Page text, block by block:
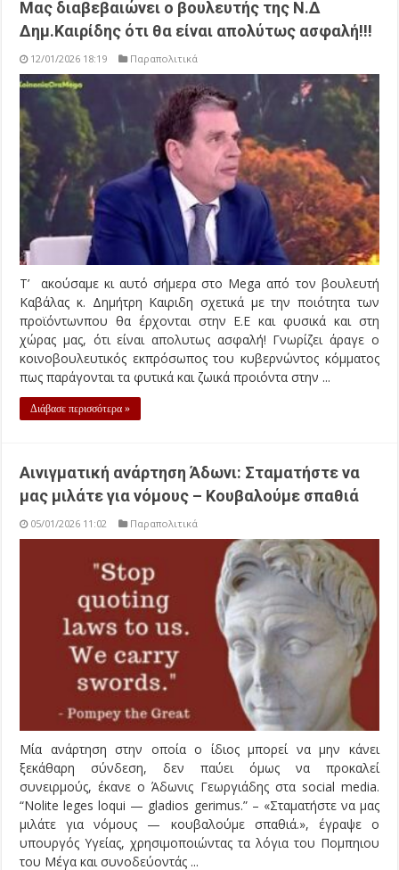
Μας διαβεβαιώνει ο βουλευτής της Ν.Δ
Δημ.Καιρίδης ότι θα είναι απολύτως ασφαλή!!!
12/01/2026 18:19 Παραπολιτικά
Τ’ ακούσαμε κι αυτό σήμερα στο Mega από τον βουλευτή
Καβάλας κ. Δημήτρη Καιριδη σχετικά με την ποιότητα των
προϊόντωνπου θα έρχονται στην Ε.Ε και φυσικά και στη
χώρας μας, ότι είναι απολυτως ασφαλή! Γνωρίζει άραγε ο
κοινοβουλευτικός εκπρόσωπος του κυβερνώντος κόμματος
πως παράγονται τα φυτικά και ζωικά προιόντα στην ...
Διάβασε περισσότερα »
Αινιγματική ανάρτηση Άδωνι: Σταματήστε να
μας μιλάτε για νόμους – Κουβαλούμε σπαθιά
05/01/2026 11:02 Παραπολιτικά
Μία ανάρτηση στην οποία ο ίδιος μπορεί να μην κάνει
ξεκάθαρη σύνδεση, δεν παύει όμως να προκαλεί
συνειρμούς, έκανε ο Άδωνις Γεωργιάδης στα social media.
“Nolite leges loqui — gladios gerimus.” – «Σταματήστε να μας
μιλάτε για νόμους — κουβαλούμε σπαθιά.», έγραψε ο
υπουργός Υγείας, χρησιμοποιώντας τα λόγια του Πομπηιου
του Μέγα και συνοδεύοντάς ...